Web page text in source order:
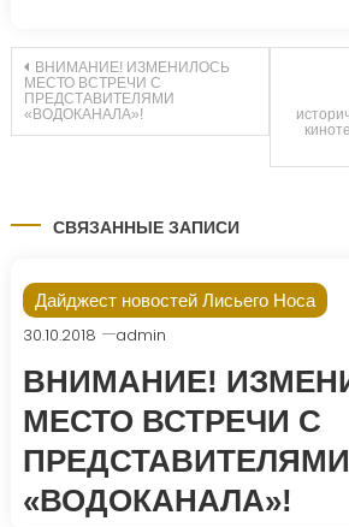
Навигация
по
ВНИМАНИЕ! ИЗМЕНИЛОСЬ
МЕСТО ВСТРЕЧИ С
ПРЕДСТАВИТЕЛЯМИ
«ВОДОКАНАЛА»!
СВЯЗАННЫЕ ЗАПИСИ
Дайджест новостей Лисьего Носа
30.10.2018 admin
ВНИМАНИЕ!
МЕСТО ВСТРЕЧИ С
ПРЕДСТАВИТЕЛЯМИ
«ВОДОКАНАЛА»!